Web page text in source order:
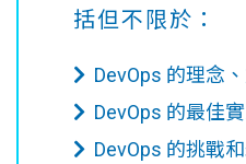
括但不限於：
DevOps 的理念
DevOps 的最佳
DevOps 的挑戰